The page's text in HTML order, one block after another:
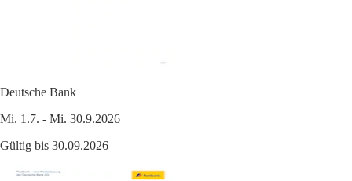
Deutsche Bank
Mi. 1.7. - Mi. 30.9.2026
Gültig bis 30.09.2026